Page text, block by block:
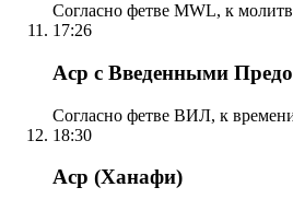
Согласно фетве MWL, к
17:26
Аср с Введенными
Согласно фетве ВИЛ, к
18:30
Аср (Ханафи)